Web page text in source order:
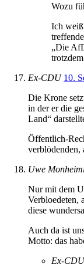
Wozu
Ich
„Die
Ex-CDU 10.
Die Krone
in der er die
Land“
Öffentlich-
verblödenden,
Uwe
Nur mit dem
Verbloedeten,
diese
Auch da ist
Motto: das
Ex-CDU